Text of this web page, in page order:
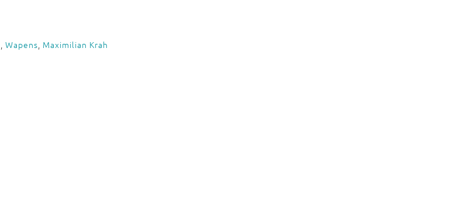
, Wapens, Maximilian Krah